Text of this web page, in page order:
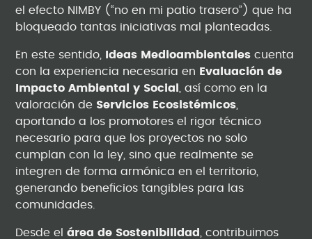
el efecto NIMBY (“no en mi patio trasero”) que ha
bloqueado tantas iniciativas mal planteadas.
En este sentido, Ideas Medioambientales cuenta
con la experiencia necesaria en
Evaluación de
Impacto Ambiental y Social
, así como en la
valoración de Servicios Ecosistémicos
aportando a los promotores el rigor técnico
necesario para que los proyectos no solo
cumplan con la ley, sino que realmente se
integren de forma armónica en el territorio,
generando beneficios tangibles para las
comunidades.
Desde elárea de Sostenibilidad
, contribuimos